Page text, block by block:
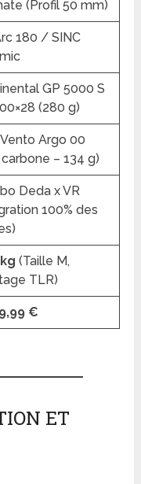
(Profil 50 mm)
180 / SINC
GP 5000 S
(280 g)
Argo 00
– 134 g)
Deda x VR
100% des
(Taille M,
TLR)
€
ET